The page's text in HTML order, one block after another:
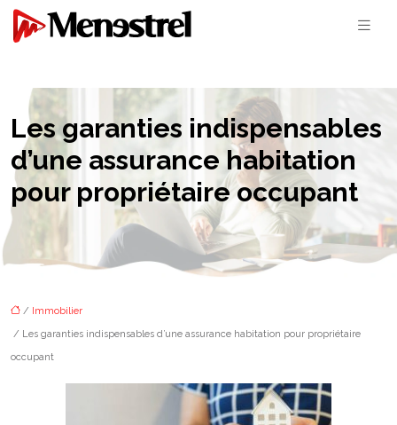
Les garanties indispensables
d’une assurance habitation
pour propriétaire occupant
/ Immobilier
/ Les garanties indispensables d’une assurance habitation pour propriétaire
occupant